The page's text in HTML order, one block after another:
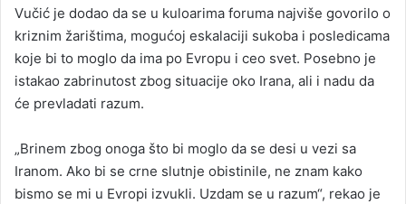
Vučić je dodao da se u kuloarima foruma najviše govorilo o
kriznim žarištima, mogućoj eskalaciji sukoba i posledicama
koje bi to moglo da ima po Evropu i ceo svet. Posebno je
istakao zabrinutost zbog situacije oko Irana, ali i nadu da
će prevladati razum.
„Brinem zbog onoga što bi moglo da se desi u vezi sa
Iranom. Ako bi se crne slutnje obistinile, ne znam kako
bismo se mi u Evropi izvukli. Uzdam se u razum“, rekao je